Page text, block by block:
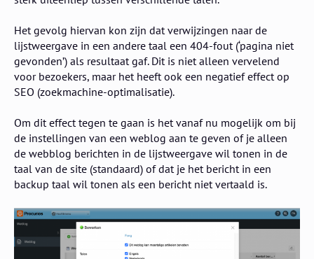
Het gevolg hiervan kon zijn dat verwijzingen naar de
lijstweergave in een andere taal een 404-fout (‘pagina niet
gevonden’) als resultaat gaf. Dit is niet alleen vervelend
voor bezoekers, maar het heeft ook een negatief effect op
SEO (zoekmachine-optimalisatie).
Om dit effect tegen te gaan is het vanaf nu mogelijk om bij
de instellingen van een weblog aan te geven of je alleen
de webblog berichten in de lijstweergave wil tonen in de
taal van de site (standaard) of dat je het bericht in een
backup taal wil tonen als een bericht niet vertaald is.